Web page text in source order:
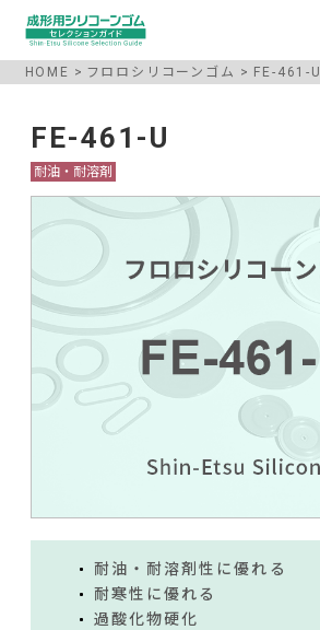
HOME フロロシリコーンゴム FE-461-U
FE-461-U
耐油・耐溶剤
耐油・耐溶剤性に優れる
耐寒性に優れる
過酸化物硬化